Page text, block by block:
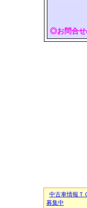
◎お問合せ
中古車情報Ｔ
募集中